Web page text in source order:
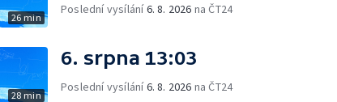
26 min
Poslední vysílání6. 8. 2026 na ČT24
28 min
6. srpna 13:03
Poslední vysílání6. 8. 2026 na ČT24